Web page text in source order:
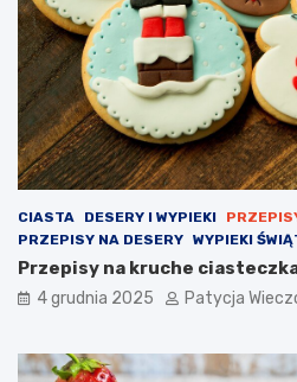
CIASTA DESERY I WYPIEKI
PRZEPISY NA DESERY WYPIEKI
Przepisy na kruche
4 grudnia 2025 Patycja